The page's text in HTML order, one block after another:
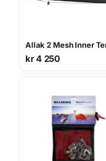
kr4 250